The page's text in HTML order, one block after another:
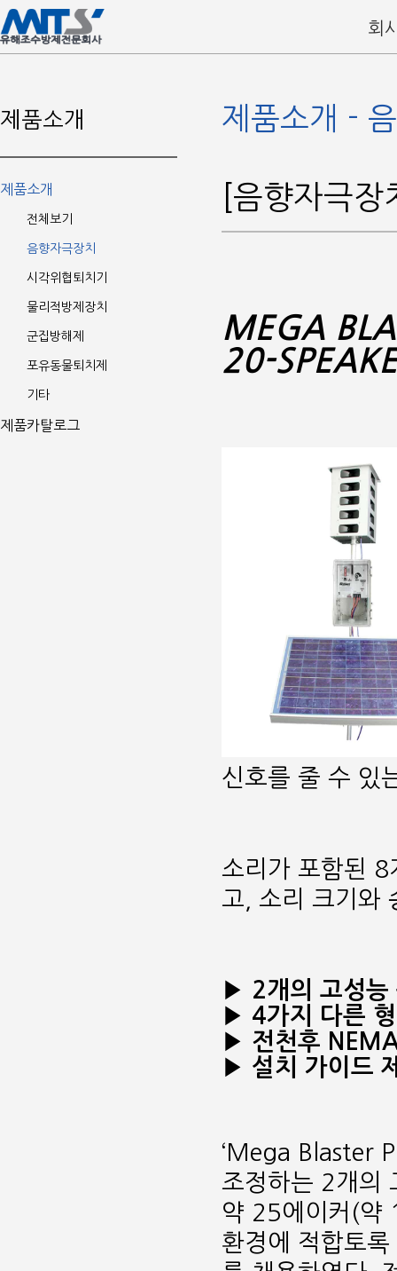
회
제품소개
제품소개
전체보기
음향자극장치
시각위협퇴치기
물리적방제장치
군집방해제
포유동물퇴치제
기타
제품카탈로그
제품소개 -
[음향자극
MEGA
20-
신호를 줄 수 있
소리가 포함된 8
고, 소리 크기와
▶ 2개의 고성능
▶ 4가지 다른
▶ 전천후
▶ 설치 가이드
‘Mega Blaster
조정하는 2개의
약 25에이커(약
환경에 적합토